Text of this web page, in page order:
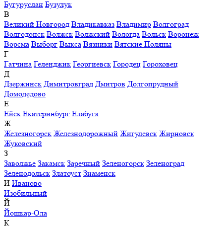
Бугуруслан Бузулук
В
Великий Новгород Владикавказ Владимир Волгоград
Волгодонск Волжск Волжский Вологда Вольск Воронеж
Ворсма Выборг Выкса Вязники Вятские Поляны
Г
Гатчина Геленджик Георгиевск Городец Гороховец
Д
Дзержинск Димитровград Дмитров Долгопрудный
Домодедово
Е
Ейск Екатеринбург Елабуга
Ж
Железногорск Железнодорожный Жигулевск Жирновск
Жуковский
З
Заволжье Закамск Заречный Зеленогорск Зеленоград
Зеленодольск Златоуст Знаменск
И Иваново
Изобильный
Й
Йошкар-Ола
К